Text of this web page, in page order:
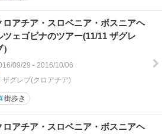
ロアチア・スロベニア・ボスニアヘ
ツェゴビナのツアー(11/11 ザグレ
09/29 - 2016/10/06
ザグレブ(クロアチア)
街歩き
ロアチア・スロベニア・ボスニアヘ